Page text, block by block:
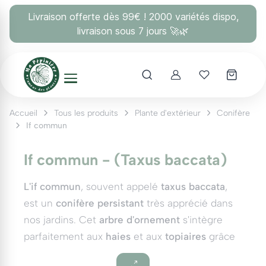
Livraison offerte dès 99€ ! 2000 variétés dispo,
livraison sous 7 jours 🚀🌿
AccountMes coups
Accueil Tous les produits Plante d'extérieur
Conifère
If commun
If commun - (Taxus baccata)
L'if commun, souvent appelé taxus baccata,
est un conifère persistant très apprécié dans
nos jardins. Cet arbre d'ornement s'intègre
parfaitement aux haies et aux topiaires grâce
croissance lenteet à son feuillage dense.
Panneau de gestion des cookies